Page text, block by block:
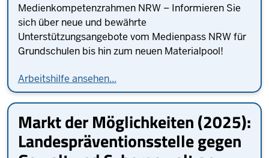
Medienkompetenzrahmen NRW – Informieren Sie
sich über neue und bewährte
Unterstützungsangebote vom Medienpass NRW für
Grundschulen bis hin zum neuen Materialpool!
Arbeitshilfe ansehen...
Markt der Möglichkeiten (2025):
Landespräventionsstelle gegen